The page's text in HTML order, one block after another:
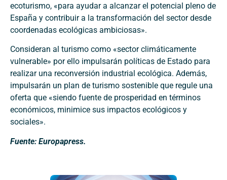
ecoturismo, «para ayudar a alcanzar el potencial pleno de
España y contribuir a la transformación del sector desde
coordenadas ecológicas ambiciosas».
Consideran al turismo como «sector climáticamente
vulnerable» por ello impulsarán políticas de Estado para
realizar una reconversión industrial ecológica. Además,
impulsarán un plan de turismo sostenible que regule una
oferta que «siendo fuente de prosperidad en términos
económicos, minimice sus impactos ecológicos y
sociales».
Fuente: Europapress.